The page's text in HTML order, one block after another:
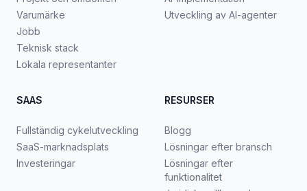
Varumärke
Jobb
Teknisk stack
Lokala representanter
Utveckling av AI-agenter
SAAS
Fullständig cykelutveckling
SaaS-marknadsplats
Investeringar
RESURSER
Blogg
Lösningar efter bransch
Lösningar efter
funktionalitet